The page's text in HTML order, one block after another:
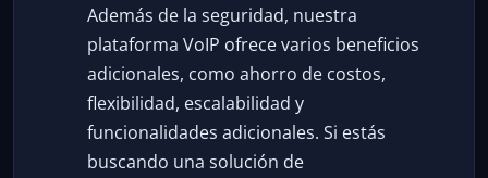
Además de la seguridad, nuestra
plataforma VoIP ofrece varios beneficios
adicionales, como ahorro de costos,
flexibilidad, escalabilidad y
funcionalidades adicionales. Si estás
buscando una solución de